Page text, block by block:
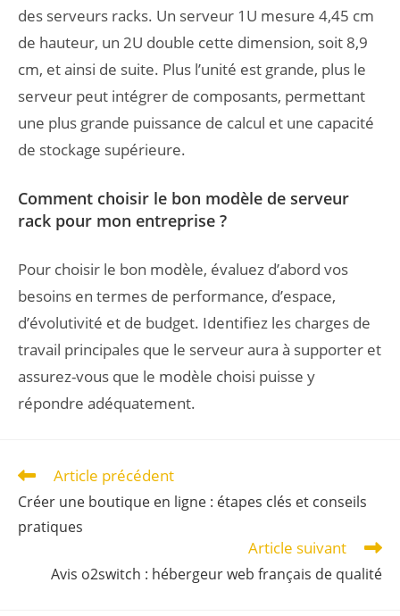
des serveurs racks. Un serveur 1U mesure 4,45 cm
de hauteur, un 2U double cette dimension, soit 8,9
cm, et ainsi de suite. Plus l’unité est grande, plus le
serveur peut intégrer de composants, permettant
une plus grande puissance de calcul et une capacité
de stockage supérieure.
Comment choisir le bon modèle de serveur
rack pour mon entreprise ?
Pour choisir le bon modèle, évaluez d’abord vos
besoins en termes de performance, d’espace,
d’évolutivité et de budget. Identifiez les charges de
travail principales que le serveur aura à supporter et
assurez-vous que le modèle choisi puisse y
répondre adéquatement.
Article précédent
Créer une boutique en ligne : étapes clés et conseils
pratiques
Article suivant
Avis o2switch : hébergeur web français de qualité